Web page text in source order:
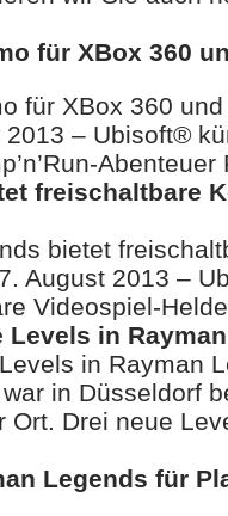
für XBox 360
für XBox 360
– Ubisoft®
freischaltbare
bietet
August 2013 –
Videospiel-
Levels in
in Rayman
in Düsseldorf
Ort. Drei neue
Legends für